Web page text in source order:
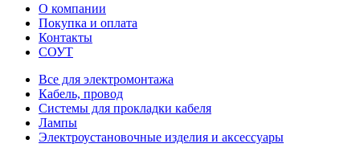
О компании
Покупка и оплата
Контакты
СОУТ
Все для электромонтажа
Кабель, провод
Системы для прокладки кабеля
Лампы
Электроустановочные изделия и аксессуары